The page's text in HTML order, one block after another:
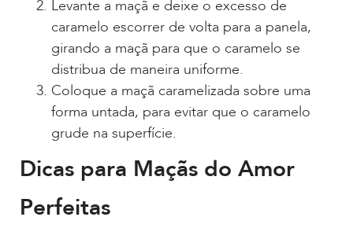
Levante a maçã e deixe o excesso de
caramelo escorrer de volta para a panela,
girando a maçã para que o caramelo se
distribua de maneira uniforme.
Coloque a maçã caramelizada sobre uma
forma untada, para evitar que o caramelo
grude na superfície.
Dicas para Maçãs do Amor
Perfeitas